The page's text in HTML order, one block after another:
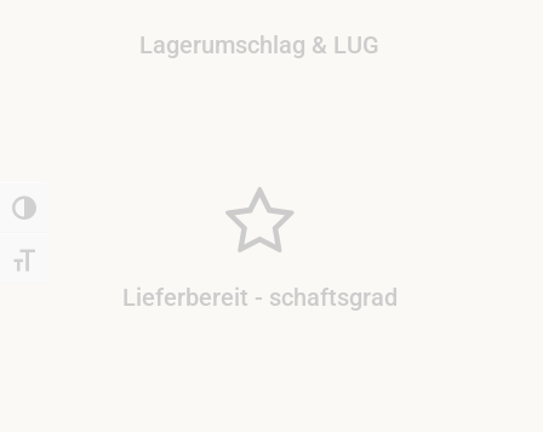
Umschalten auf hohe Kontraste
Schrift vergrößern
Lagerumschlag & LUG
Lieferbereit - schaftsgrad